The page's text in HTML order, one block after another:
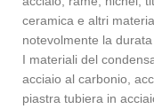
ceramica e altri
notevolmente la
I materiali del
acciaio al carbonio,
piastra tubiera in